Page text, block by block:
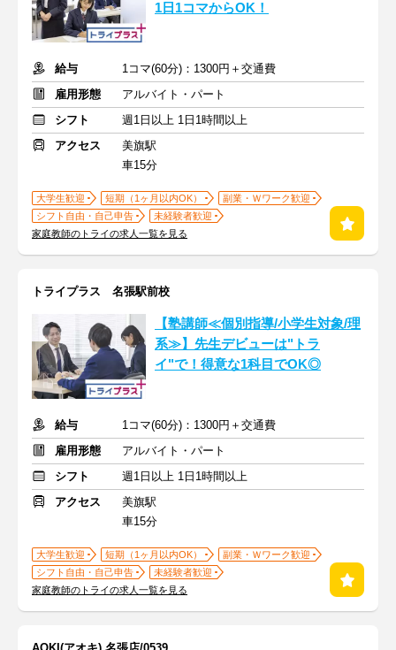
1日1コマからOK！
給与
1コマ(60分)：1300円＋交通費
雇用形態
アルバイト・パート
シフト
週1日以上 1日1時間以上
アクセス
美旗駅
車15分
大学生歓迎 短期（1ヶ月以内OK）
副業・Ｗワーク歓迎
シフト自由・自己申告
未経験者歓迎
家庭教師のトライの求人一覧を見る
トライプラス 名張駅前校
【塾講師≪個別指導/小学生対象/理
系≫】先生デビューは"トラ
イ"で！得意な1科目でOK◎
給与
1コマ(60分)：1300円＋交通費
雇用形態
アルバイト・パート
シフト
週1日以上 1日1時間以上
アクセス
美旗駅
車15分
大学生歓迎 短期（1ヶ月以内OK）
副業・Ｗワーク歓迎
シフト自由・自己申告
未経験者歓迎
家庭教師のトライの求人一覧を見る